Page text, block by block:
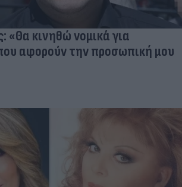
«Θα κινηθώ νομικά για
αφορούν την προσωπική μου